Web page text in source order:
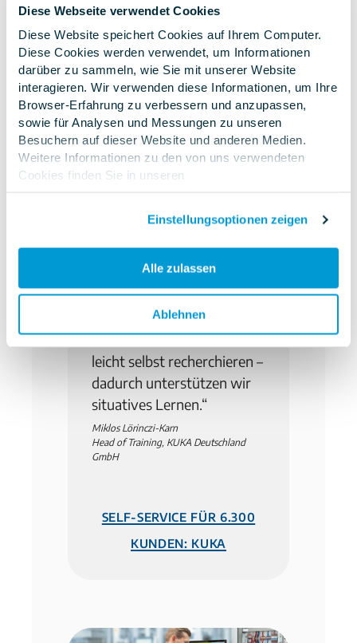
Diese Webseite verwendet Cookies
Diese Website speichert Cookies auf Ihrem Computer.
Diese Cookies werden verwendet, um Informationen
darüber zu sammeln, wie Sie mit unserer Website
interagieren. Wir verwenden diese Informationen, um Ihre
Browser-Erfahrung zu verbessern und anzupassen,
sowie für Analysen und Messungen zu unseren
Besuchern auf dieser Website und anderen Medien.
Weitere Informationen zu den von uns verwendeten
Cookies finden Sie in unseren
nicht erfasst. Ein einzelnes Cookie wird in Ihrem Browser
verwendet, um daran zu erinnern, dass Sie nicht
nachverfolgt werden möchten.
Einstellungsoptionen zeigen
Alle zulassen
Ablehnen
KUKA
“Unser Informationsbedarf
ist extrem hoch, besonders
im aktuellen technischen
Wandel. Mit dem System
von Empolis bleiben unsere
Techniker stets informiert
und können Informationen
leicht selbst recherchieren –
dadurch unterstützen wir
situatives Lernen.“
Miklos Lörinczi-Karn
Head of Training, KUKA Deutschland
GmbH
Self-Service für 6.300
Kunden: KUKA